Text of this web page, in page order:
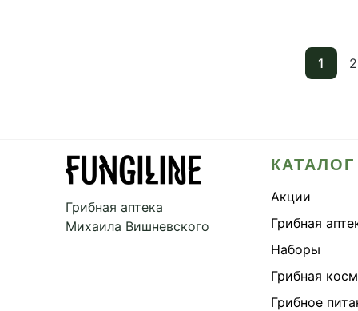
1 2
Грибная аптека
Михаила Вишневского
КАТАЛОГ
Акции
Грибная
Наборы
Грибная
Грибное